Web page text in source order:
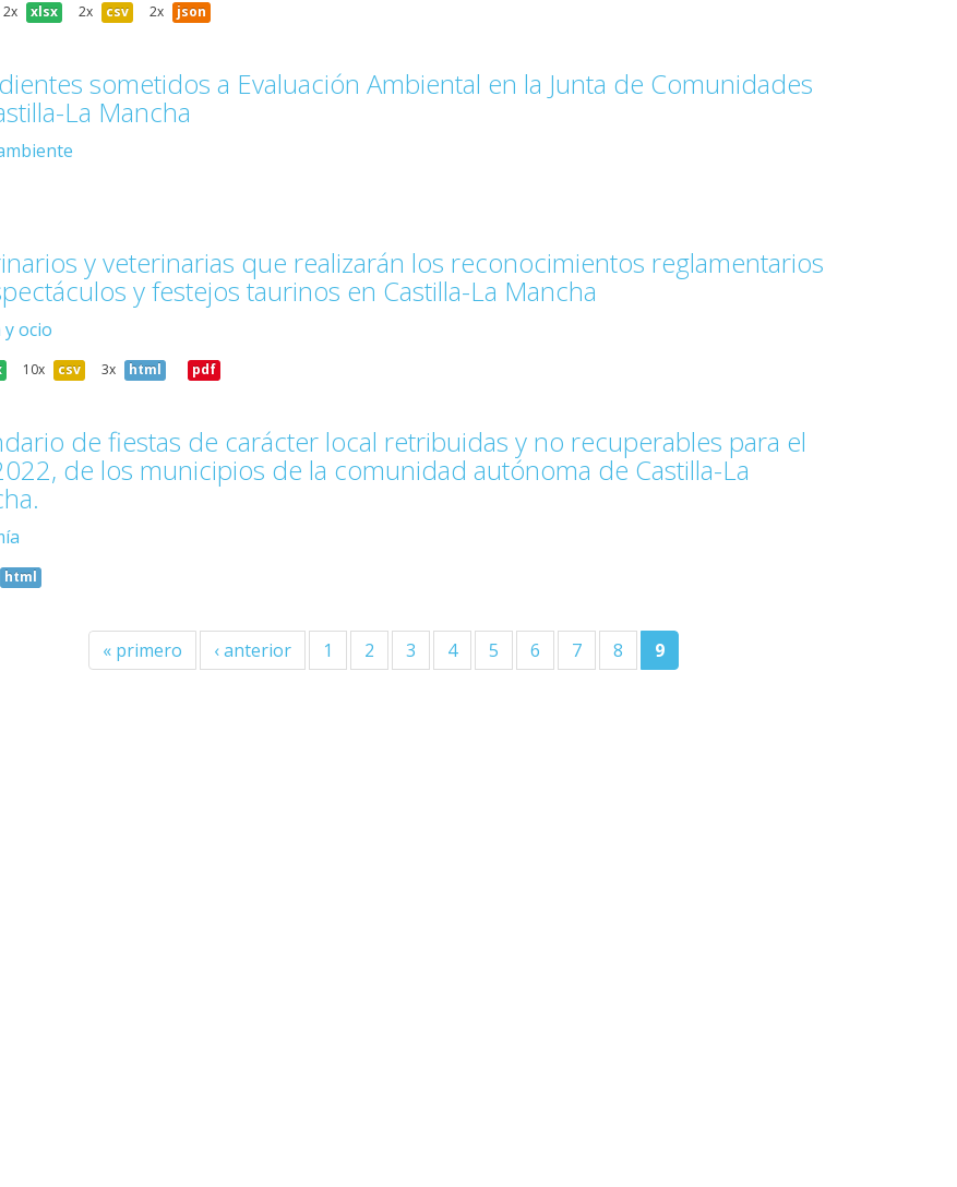
2x xlsx 2x csv 2x json
sometidos a Evaluación Ambiental en la Junta de Comunidades
La Mancha
y veterinarias que realizarán los reconocimientos reglamentarios
y festejos taurinos en Castilla-La Mancha
ocio
10x csv 3x html pdf
local retribuidas y no recuperables para el
de la comunidad autónoma de Castilla-La
html
« primero ‹ anterior 1 2 3 4 5 6 7 8 9